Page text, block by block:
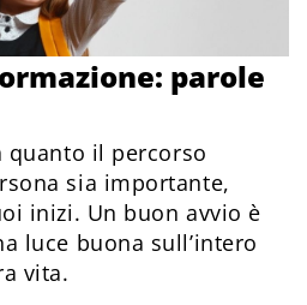
parole
il percorso
sia importante,
inizi. Un buon avvio è
luce buona sull’intero
vita.